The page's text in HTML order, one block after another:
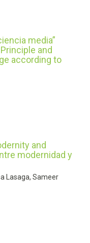
media”
and
according to
and
modernidad y
Lasaga, Sameer